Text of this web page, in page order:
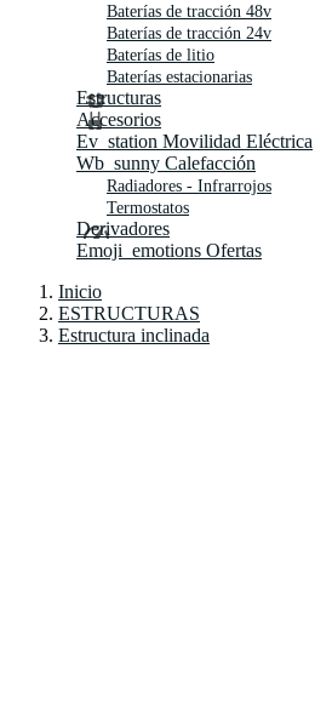
Baterías de tracción 48v
Baterías de tracción 24v
Baterías de litio
Baterías estacionarias
Estructuras
Accesorios
Ev_station Movilidad Eléctrica
Wb_sunny Calefacción
Radiadores - Infrarrojos
Termostatos
Derivadores
Emoji_emotions Ofertas
Inicio
ESTRUCTURAS
Estructura inclinada